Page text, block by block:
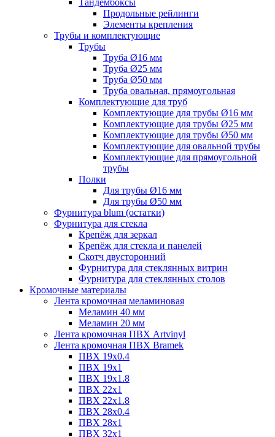
Продольные рейлинги
Элементы крепления
Трубы и комплектующие
Трубы
Труба Ø16 мм
Труба Ø25 мм
Труба Ø50 мм
Труба овальная, прямоугольная
Комплектующие для труб
Комплектующие для трубы Ø16 мм
Комплектующие для трубы Ø25 мм
Комплектующие для трубы Ø50 мм
Комплектующие для овальной трубы
Комплектующие для прямоугольной
трубы
Полки
Для трубы Ø16 мм
Для трубы Ø50 мм
Фурнитура blum (остатки)
Фурнитура для стекла
Крепёж для зеркал
Крепёж для стекла и панелей
Скотч двусторонний
Фурнитура для стеклянных витрин
Фурнитура для стеклянных столов
Кромочные материалы
Лента кромочная меламиновая
Меламин 40 мм
Меламин 20 мм
Лента кромочная ПВХ Artvinyl
Лента кромочная ПВХ Bramek
ПВХ 19x0.4
ПВХ 19х1
ПВХ 19х1.8
ПВХ 22х1
ПВХ 22х1.8
ПВХ 28х0.4
ПВХ 28х1
ПВХ 32x1